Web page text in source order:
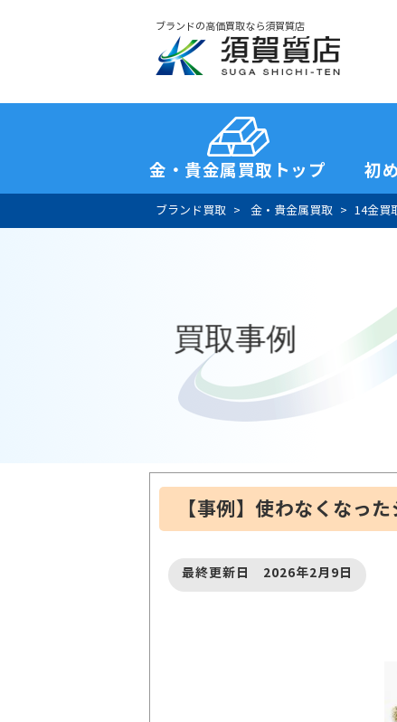
ブランドの高価買取なら須賀質店
金・貴金属買取トップ 初
ブランド買取 金・貴金属買取 14金買
買取事例
【事例】使わなくなっ
最終更新日 2026年2月9日